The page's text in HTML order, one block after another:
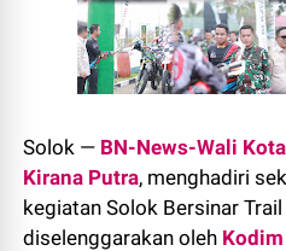
Solok — BN-News-Wali
Kirana Putra, menghadiri
kegiatan Solok Bersinar
diselenggarakan oleh